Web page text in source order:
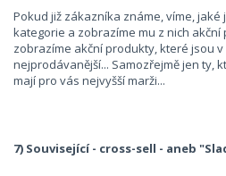
Pokud již zákazníka známe, víme,
kategorie a zobrazíme mu z nich
zobrazíme akční produkty, které jsou
nejprodávanější... Samozřejmě jen ty,
mají pro vás nejvyšší marži...
7) Související - cross-sell - aneb